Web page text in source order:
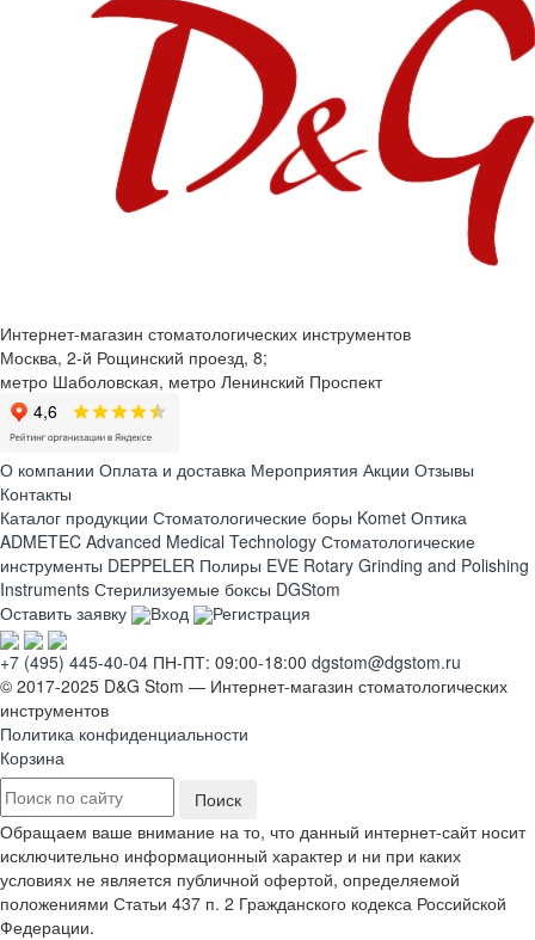
Интернет-магазин стоматологических инструментов
Москва, 2-й Рощинский проезд, 8;
метро Шаболовская, метро Ленинский Проспект
О компании Оплата и доставка Мероприятия Акции Отзывы
Контакты
Каталог продукции Стоматологические боры Komet Оптика
ADMETEC Advanced Medical Technology Стоматологические
инструменты DEPPELER Полиры EVE Rotary Grinding and Polishing
Instruments Стерилизуемые боксы DGStom
Оставить заявку
Вход Регистрация
+7 (495) 445-40-04 ПН-ПТ: 09:00-18:00 dgstom@dgstom.ru
© 2017-2025 D&G Stom — Интернет-магазин стоматологических
инструментов
Политика конфиденциальности
Корзина
Обращаем ваше внимание на то, что данный интернет-сайт носит
исключительно информационный характер и ни при каких
условиях не является публичной офертой, определяемой
положениями Статьи 437 п. 2 Гражданского кодекса Российской
Федерации.